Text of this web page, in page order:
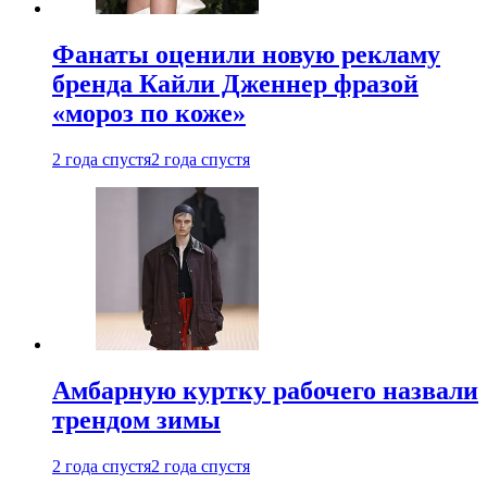
Фанаты оценили новую рекламу
бренда Кайли Дженнер фразой
«мороз по коже»
2 года спустя2 года спустя
Амбарную куртку рабочего назвали
трендом зимы
2 года спустя2 года спустя